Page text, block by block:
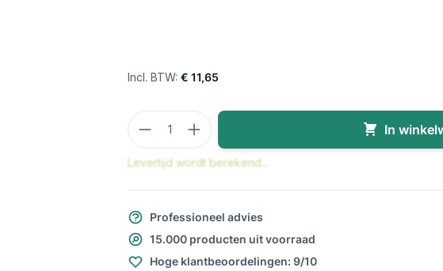
€ 11,65
Aantal
In
Levertijd wordt berekend...
Professioneel advies
15.000 producten uit voorraad
Hoge klantbeoordelingen: 9/10